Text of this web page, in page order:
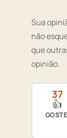
Sua
não
que
opinião.
37
👍